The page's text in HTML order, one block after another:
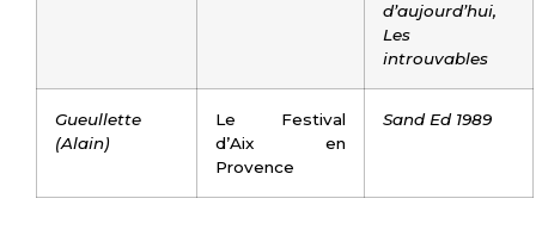
d’aujourd’hui,
Les
introuvables
Gueullette
(Alain)
Le Festival
d’Aix en
Provence
Sand Ed 1989